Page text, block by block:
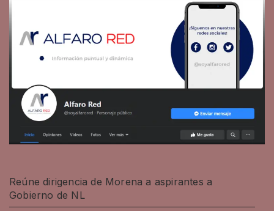
Reúne dirigencia de Morena a aspirantes a
Gobierno de NL